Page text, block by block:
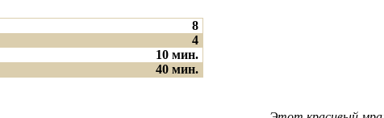
8
4
10 мин.
40 мин.